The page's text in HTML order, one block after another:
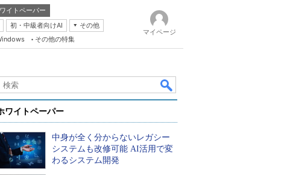
イトペーパー
初・中級者向けAI
その他
その他の特集
マイページ
ワイトペーパー
中身が全く分からないレガシー
システムも改修可能 AI活用で変
わるシステム開発